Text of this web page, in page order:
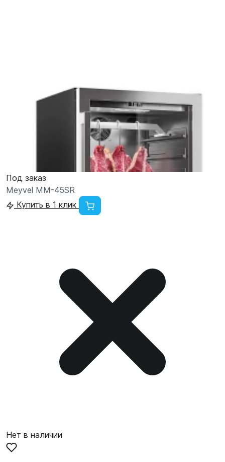
Под заказ
Meyvel MM-45SR
Купить в 1 клик
Нет в наличии